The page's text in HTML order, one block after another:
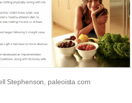
Stephenson, paleoista.com